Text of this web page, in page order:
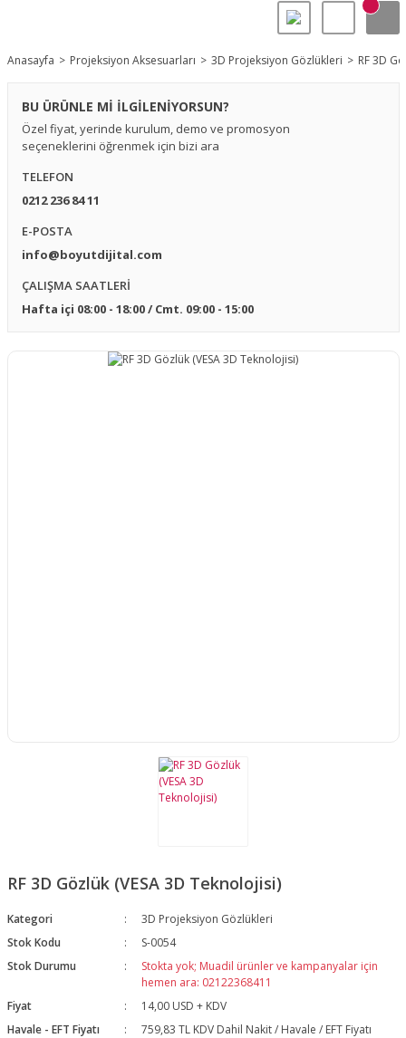
Anasayfa Projeksiyon Aksesuarları 3D Projeksiyon Gözlükleri RF 3D
BU ÜRÜNLE Mİ İLGİLENİYORSUN?
Özel fiyat, yerinde kurulum, demo ve promosyon
seçeneklerini öğrenmek için bizi ara
TELEFON
0212 236 84 11
E-POSTA
info@boyutdijital.com
ÇALIŞMA SAATLERİ
Hafta içi 08:00 - 18:00 / Cmt. 09:00 - 15:00
RF 3D Gözlük (VESA 3D Teknolojisi)
Kategori
3D Projeksiyon Gözlükleri
Stok Kodu
S-0054
Stok Durumu
Stokta yok; Muadil ürünler ve kampanyalar için
hemen ara: 02122368411
Fiyat
14,00 USD + KDV
Havale - EFT Fiyatı
759,83 TL KDV Dahil Nakit / Havale / EFT Fiyatı